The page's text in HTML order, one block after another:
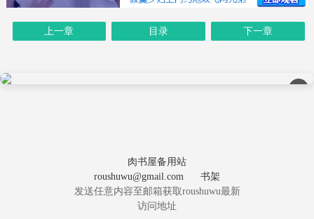
上一章 目录 下一章
×
肉书屋备用站
roushuwu@gmail.com
书架
发送任意内容至邮箱获取roushuwu最新
访问地址